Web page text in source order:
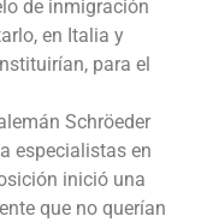
de inmigración
en Italia y
para el
Schröeder
especialistas en
inició una
que no querían